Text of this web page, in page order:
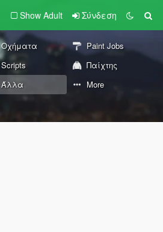
Show Adult Σύνδεση
Οχήματα
Paint Jobs
Scripts
Παίχτης
Άλλα More